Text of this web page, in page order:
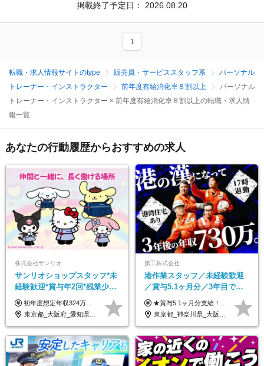
掲載終了予定日： 2026.08.20
1
転職・求人情報サイトのtype 販売員・サービススタッフ系
パーソナル
トレーナー・インストラクター
前年度有給消化率８割以上
パーソナル
トレーナー・インストラクター × 前年度有給消化率８割以上の転職・求人情
報一覧
あなたの行動履歴からおすすめの求人
株式会社サンリオ
サンリオショップスタッフ*未
経験歓迎*賞与年2回*残業少な
め*産育休取得実績豊富*可愛
い制服*社割有
初年度想定年収324万円～690万円！ ◆全国一律 月給230,000円～＋賞与＋通勤手当＋役職手当＋時間外手当 《手当充実！》 ＊昇給/年1回 ＊賞与/年2回（7月/12月） ＊通勤手当：交通費支給（規定あり） ＊時間外手当 ＊販売職手当 ＊役職手当 《キャリアパス》 ▼店長（32歳）／年収400万円 ▼トレーナー（37歳）／年収500万円 ▼SV（40歳）／年収570万円 ※SVとして活躍された場合、574万円以上に昇給も目指せます。 日頃のお店での頑張りをしっかり評価する体制を整えており、 ご自身の努力次第で昇給する制度を用意しています！ 《ゆくゆくは・・・》 ■店舗スタッフをとりまとめ、お店づくりを主体で行う店長へ ■複数店舗を統括するトレーナーへとキャリアアップ ■様々な規模の店舗を経験しSVとして活躍した後は、本社の教育担当や店舗支援を担う本部スタッフとして活躍いただけます。 ※経験・能力を考慮の上、当社規定により優遇いたします。 ※入社日から6カ月間の試用期間あり。その間の待遇に差異はありません。
東京都_大阪府_愛知県_北海道_栃木県_静岡県_兵庫県_京都府_福岡県
第工株式会社
港作業スタッフ／未経験歓迎
／賞与5.1ヶ月分／3年目で年
収730万円も可／食事手当あり
／年休120日以上
★賞与5.1ヶ月分支給！ ★入社3年目・30代で年収730万円の先輩も活躍中！ ★入社1年目・20代で月収29万円の実績あり 月給：22.5万円～30.5万円＋各種手当＋賞与年2回＋残業代全額支給 ※経験・能力などを考慮のうえ決定します ※上記月給には食事手当(5000円／月）を含みます ※残業代は分単位で100％支給いたします ※試用期間3ヶ月。その間の給与・待遇に差異はありません 【月収例】 ◆33.5万円／31歳 入社7か月 ◆38.5万円／32歳 入社1年目 ◆48.4万円／44歳 入社12年目 ※経験・能力などを考慮のうえ決定 ※月収・給与例には休日手当も含みます 【手当詳細】 ◆交通費規定支給（上限3万5000円／月） ◆時間外手当全額支給 ◆休日出勤手当 ◆港湾住宅あり（1R・2万円台～） ◆資格取得支援制度：全額負担 ◆地域手当：関東地区1万円／月
東京都_神奈川県_大阪府_愛知県_兵庫県